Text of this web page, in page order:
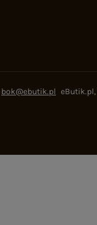
bok@ebutik.pl eButik.pl,